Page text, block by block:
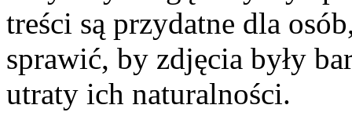
treści są przydatne dla
sprawić, by zdjęcia były
utraty ich naturalności.